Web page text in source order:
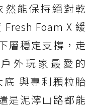
能保持絕對乾
Foam X 緩
層穩定支撐，走
外玩家最愛的
與專利顆粒胎
是泥濘山路都能